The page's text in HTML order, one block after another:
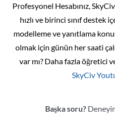
Profesyonel Hesabınız,
hızlı ve birinci sınıf destek
modelleme ve yanıtlama
olmak için günün her saati
var mı? Daha fazla öğretici
SkyCiv
Başka soru?